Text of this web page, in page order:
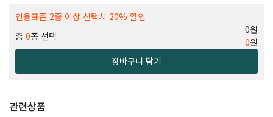
인용표준 2종 이상 선택시 20% 할인
총 0종 선택
0원
0원
장바구니 담기
관련상품